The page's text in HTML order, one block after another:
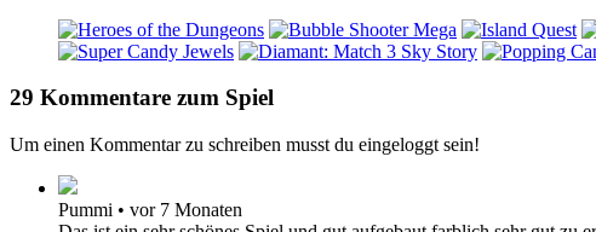
29 Kommentare zum Spiel
Um einen Kommentar zu schreiben musst du eingeloggt sein!
Pummi • vor 7 Monaten